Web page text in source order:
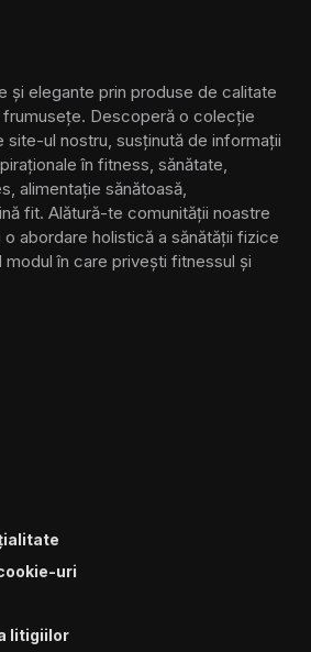
și elegante prin produse de calitate
Descoperă o colecție
site-ul nostru, susținută de informații
în fitness, sănătate,
alimentație sănătoasă,
fit. Alătură-te comunității noastre
abordare holistică a sănătății fizice
modul în care privești fitnessul și
uri
litigiilor